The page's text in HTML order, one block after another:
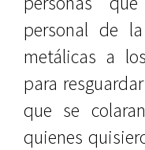
personal de
metálicas a
para
que se
quienes